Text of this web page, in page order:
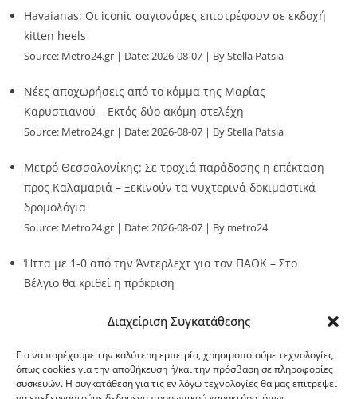
Διαχείριση Συγκατάθεσης
Για να παρέχουμε την καλύτερη εμπειρία, χρησιμοποιούμε τεχνολογίες
όπως cookies για την αποθήκευση ή/και την πρόσβαση σε πληροφορίες
συσκευών. Η συγκατάθεση για τις εν λόγω τεχνολογίες θα μας επιτρέψει
Havaianas: Οι iconic σαγιονάρες επιστρέφουν σε εκδοχή
kitten heels
Source: Metro24.gr Date: 2026-08-07 By Stella Patsia
Νέες αποχωρήσεις από το κόμμα της Μαρίας
Καρυστιανού – Εκτός δύο ακόμη στελέχη
Source: Metro24.gr Date: 2026-08-07 By Stella Patsia
Μετρό Θεσσαλονίκης: Σε τροχιά παράδοσης η επέκταση
προς Καλαμαριά – Ξεκινούν τα νυχτερινά δοκιμαστικά
δρομολόγια
Source: Metro24.gr Date: 2026-08-07 By metro24
Ήττα με 1-0 από την Άντερλεχτ για τον ΠΑΟΚ – Στο
Βέλγιο θα κριθεί η πρόκριση